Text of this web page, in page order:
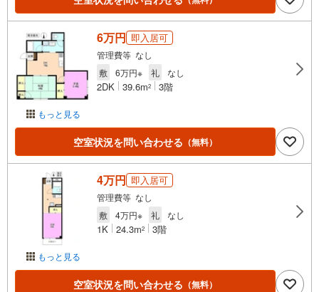
もっと見る
6万円 即入居可
管理費等 なし
敷
6万円※ 礼 なし
2DK 39.6m2 3階
空室状況を問い合わせる （無料）
もっと見る
4万円 即入居可
管理費等 なし
敷
4万円※ 礼 なし
1K 24.3m2 3階
空室状況を問い合わせる （無料）